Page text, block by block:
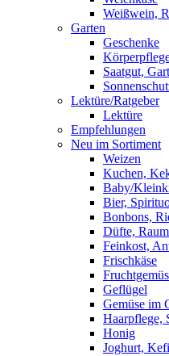
Weißwein,
Garten
Geschenke
Saatgut,
Lektüre/Ratgeber
Lektüre
Empfehlungen
Neu im Sortiment
Weizen
Kuchen,
Baby/
Bier,
Bonbons,
Düfte,
Feinkost,
Frischkäse
Geflügel
Gemüse im
Haarpflege,
Honig
Joghurt,